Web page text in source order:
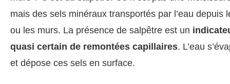
mais des sels minéraux transportés par l’eau depuis
ou les murs. La présence de salpêtre est un
quasi certain de remontées capillaires. L’eau
et dépose ces sels en surface.